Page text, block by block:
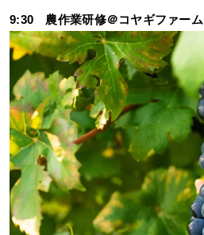
9:30 農作業研修＠コヤギファーム